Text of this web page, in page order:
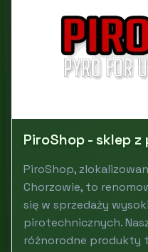
PiroShop - sklep
PiroShop,
Chorzowie, to
się w sprzedaży
pirotechnicznych.
różnorodne produkty